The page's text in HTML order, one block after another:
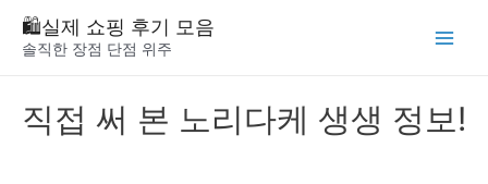
🛍️실제 쇼핑 후기 모음
솔직한 장점 단점 위주
직접 써 본 노리다케 생생 정보!